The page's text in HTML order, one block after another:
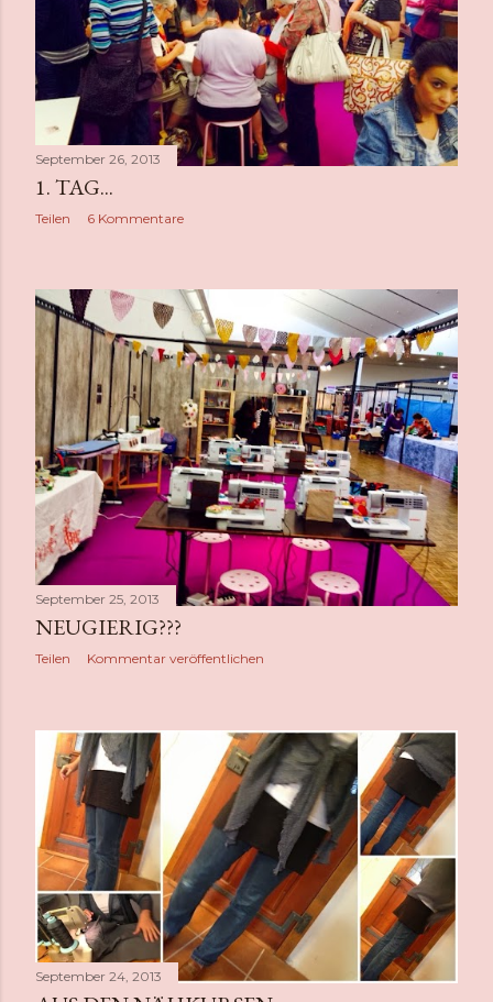
September 26, 2013
1. TAG...
Teilen 6 Kommentare
September 25, 2013
NEUGIERIG???
Teilen Kommentar veröffentlichen
September 24, 2013